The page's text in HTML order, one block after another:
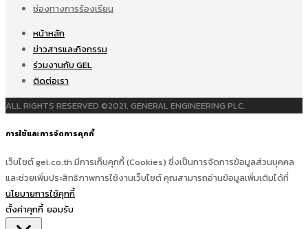
ช่องทางการร้องเรียน
หน้าหลัก
ข่าวสารและกิจกรรม
ร่วมงานกับ GEL
ติดต่อเรา
ALL RIGHTS RESERVED ©2021, GENERAL ENGINEERING PLC.
การใช้และการจัดการคุกกี้
เว็บไซต์ gel.co.th มีการเก็บคุกกี้ (Cookies) ซึ่งเป็นการจัดการข้อมูลส่วนบุคคล
และช่วยเพิ่มประสิทธิภาพการใช้งานเว็บไซต์ คุณสามารถอ่านข้อมูลเพิ่มเติมได้ที่
นโยบายการใช้คุกกี้
ตั้งค่าคุกกี้ ยอมรับ